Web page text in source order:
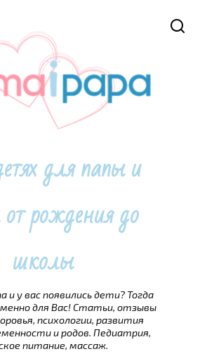
для папы и
рождения до
школы
и у вас появились дети? Тогда
для Вас! Статьи, отзывы
психологии, развития
и родов. Педиатрия,
питание, массаж.